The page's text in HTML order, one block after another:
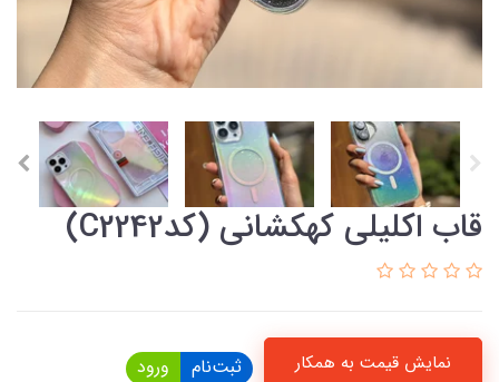
قاب اکلیلی کهکشانی (کدC2242)
نمایش قیمت به همکار ثبت‌نام ورود